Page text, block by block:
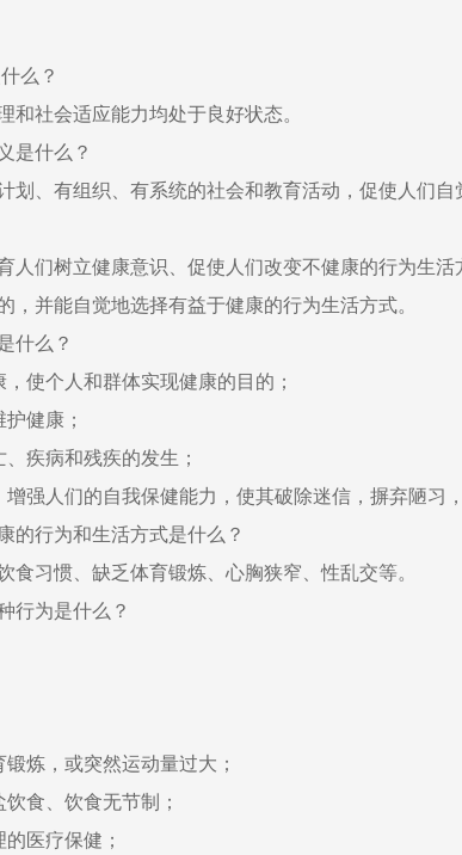
么？
社会适应能力均处于良好状态。
是什么？
划、有组织、有系统的社会和教育活动，促使人们
人们树立健康意识、促使人们改变不健康的行为生
，并能自觉地选择有益于健康的行为生活方式。
什么？
使个人和群体实现健康的目的；
健康；
疾病和残疾的发生；
强人们的自我保健能力，使其破除迷信，摒弃陋习
的行为和生活方式是什么？
习惯、缺乏体育锻炼、心胸狭窄、性乱交等。
行为是什么？
炼，或突然运动量过大；
食、饮食无节制；
医疗保健；